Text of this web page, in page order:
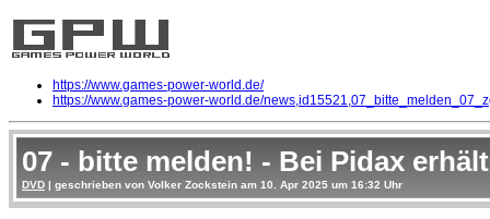
https://www.games-power-world.de/
https://www.games-power-world.de/
07 - bitte melden! - Bei Pidax
DVD | geschrieben von Volker Zockstein am 10. Apr 2025 um 16:32 Uhr